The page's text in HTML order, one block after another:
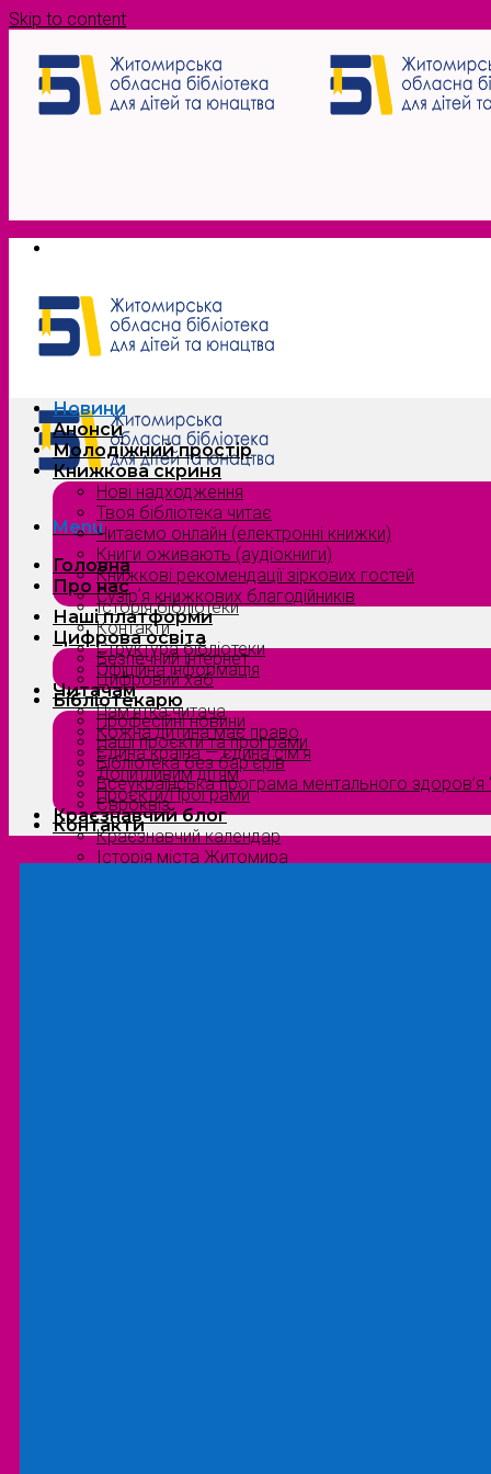
Skip to content
Menu
Головна
Про нас
Історія бібліотеки
Контакти
Структура бібліотеки
Офіційна інформація
Читачам
Пам’ятка читача
Кожна дитина має право
Єдина країна — єдина сім’я
Допитливим дітям
Проєкти/Програми
Краєзнавчий блог
Краєзнавчий календар
Історія міста Житомира
Новини
Анонси
Молодіжний простір
Книжкова скриня
Нові надходження
Твоя бібліотека читає
Читаємо онлайн (електронні книжки)
Книги оживають (аудіокниги)
Книжкові рекомендації зіркових гостей
Сузірʼя книжкових благодійників
Наші платформи
Цифрова освіта
Безпечний інтернет
Цифровий хаб
Бібліотекарю
Професійні новини
Наші проєкти та програми
Бібліотека без бар’єрів
Всеукраїнська програма ментального здоров’я
Євроквіз
Контакти